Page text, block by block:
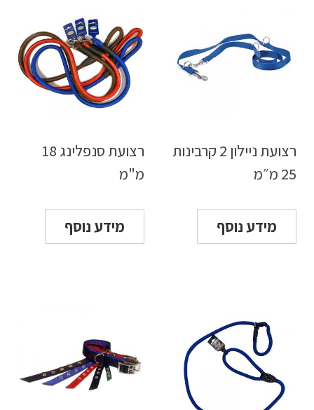
רצועת ניילון 2 קרבינות
25 מ״מ
מידע נוסף
רצועת סנפלינג 18
מ"מ
מידע נוסף